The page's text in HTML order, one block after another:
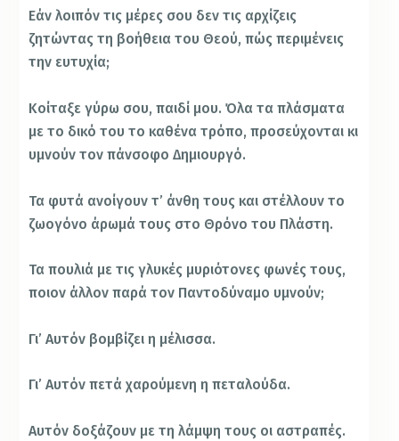
Εάν λοιπόν τις μέρες σου δεν τις αρχίζεις
ζητώντας τη βοήθεια του Θεού, πώς περιμένεις
την ευτυχία;
Κοίταξε γύρω σου, παιδί μου. Όλα τα πλάσματα
με το δικό του το καθένα τρόπο, προσεύχονται κι
υμνούν τον πάνσοφο Δημιουργό.
Τα φυτά ανοίγουν τ’ άνθη τους και στέλλουν το
ζωογόνο άρωμά τους στο Θρόνο του Πλάστη.
Τα πουλιά με τις γλυκές μυριότονες φωνές τους,
ποιον άλλον παρά τον Παντοδύναμο υμνούν;
Γι’ Αυτόν βομβίζει η μέλισσα.
Γι’ Αυτόν πετά χαρούμενη η πεταλούδα.
Αυτόν δοξάζουν με τη λάμψη τους οι αστραπές.